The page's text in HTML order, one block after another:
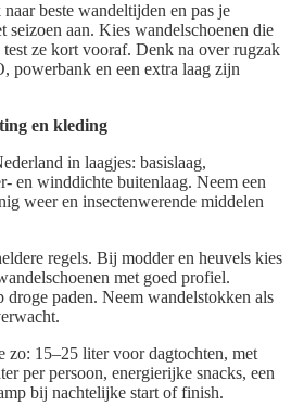
beste wandeltijden en pas je
seizoen aan. Kies wandelschoenen die
test ze kort vooraf. Denk na over rugzak
powerbank en een extra laag zijn
en kleding
in laagjes: basislaag,
en winddichte buitenlaag. Neem een
weer en insectenwerende middelen
regels. Bij modder en heuvels kies
met goed profiel.
droge paden. Neem wandelstokken als
zo: 15–25 liter voor dagtochten, met
per persoon, energierijke snacks, een
bij nachtelijke start of finish.